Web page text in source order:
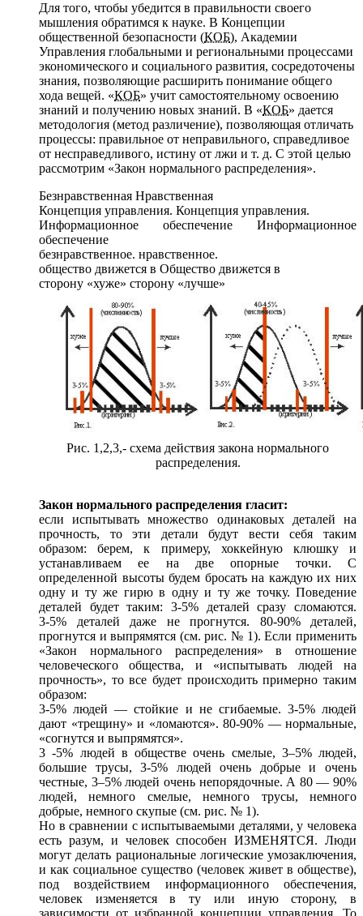
Для того, чтобы убедится в правильности своего
мышления обратимся к науке. В Концепции
общественной безопасности (КОБ), Академии
Управления глобальными и региональными процессами
экономического и социального развития, сосредоточены
знания, позволяющие расширить понимание общего
хода вещей. «КОБ» учит самостоятельному освоению
знаний и получению новых знаний. В «КОБ» дается
методология (метод различение), позволяющая отличать
процессы: правильное от неправильного, справедливое
от несправедливого, истину от лжи и т. д. С этой целью
рассмотрим «Закон нормального распределения».
Безнравственная Нравственная
Концепция управления. Концепция управления.
Информационное обеспечение Информационное
обеспечение
безнравственное. нравственное.
общество движется в Общество движется в
сторону «хуже» сторону «лучше»
Рис. 1,2,3,- схема действия закона нормального
распределения.
Закон нормального распределения гласит:
если испытывать множество одинаковых деталей на
прочность,
то эти детали будут вести себя таким
образом: берем,к примеру, хоккейную клюшкуи
устанавливаем ее на две опорные точки.С
определенной высоты будем бросатьна каждуюих них
однуи ту же гирюв одну и ту же точку. Поведение
деталей будет таким: 3-5% деталей сразу сломаются.
3-5% деталей даже не прогнутся. 80-90% деталей,
прогнутся и выпрямятся (см. рис. № 1). Если применить
«Закон нормального распределения»в отношение
человеческого общества, и «испытывать людейна
прочность», то все будет происходить примерно таким
образом:
3-5%людей — стойкие и не сгибаемые. 3-5% людей
дают «трещину» и «ломаются». 80-90% —нормальные,
«согнутся и выпрямятся».
3-5% людей в обществе очень смелые, 3–5% людей,
большие трусы,3-5% людей очень добрыеи очень
честные, 3–5% людей очень непорядочные. А 80 — 90%
людей, немного смелые, немного трусы, немного
добрые, немного скупые (см. рис. № 1).
Но в сравнении с испытываемыми деталями,у человека
есть разум, и человекспособен ИЗМЕНЯТСЯ. Люди
могут делать рациональные логические умозаключения,
и как социальное существо (человек живет в обществе),
под воздействием информационного обеспечения,
человек изменяетсяв ту или инуюсторону,в
зависимости от избранной концепции управления. То